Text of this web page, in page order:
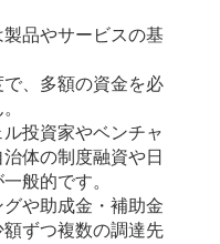
品やサービスの基
、多額の資金を必
投資家やベンチャ
体の制度融資や日
般的です。
や助成金・補助金
ずつ複数の調達先